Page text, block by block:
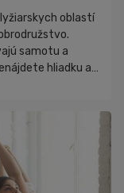
oblastí
samotu a
hliadku a
dostatočne